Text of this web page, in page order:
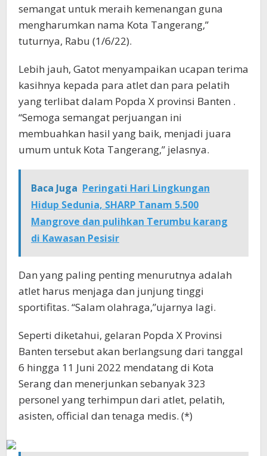
semangat untuk meraih kemenangan guna
mengharumkan nama Kota Tangerang,”
tuturnya, Rabu (1/6/22).
Lebih jauh, Gatot menyampaikan ucapan terima
kasihnya kepada para atlet dan para pelatih
yang terlibat dalam Popda X provinsi Banten .
“Semoga semangat perjuangan ini
membuahkan hasil yang baik, menjadi juara
umum untuk Kota Tangerang,” jelasnya.
Baca Juga Peringati Hari Lingkungan
Hidup Sedunia, SHARP Tanam 5.500
Mangrove dan pulihkan Terumbu karang
di Kawasan Pesisir
Dan yang paling penting menurutnya adalah
atlet harus menjaga dan junjung tinggi
sportifitas. “Salam olahraga,”ujarnya lagi.
Seperti diketahui, gelaran Popda X Provinsi
Banten tersebut akan berlangsung dari tanggal
6 hingga 11 Juni 2022 mendatang di Kota
Serang dan menerjunkan sebanyak 323
personel yang terhimpun dari atlet, pelatih,
asisten, official dan tenaga medis. (*)